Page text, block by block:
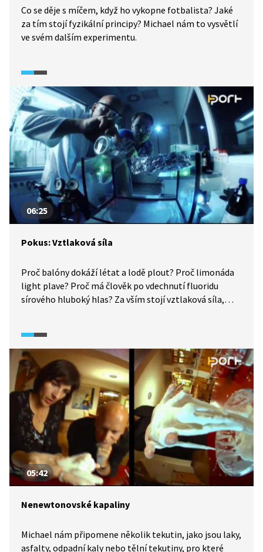
Co se děje s míčem, když ho vykopne fotbalista? Jaké
za tím stojí fyzikální principy? Michael nám to vysvětlí
ve svém dalším experimentu.
06:25
Pokus: Vztlaková síla
Proč balóny dokáží létat a lodě plout? Proč limonáda
light plave? Proč má člověk po vdechnutí fluoridu
sírového hluboký hlas? Za vším stojí vztlaková síla,
05:42
Nenewtonovské kapaliny
Michael nám připomene několik tekutin, jako jsou laky,
asfalty, odpadní kaly nebo tělní tekutiny, pro které